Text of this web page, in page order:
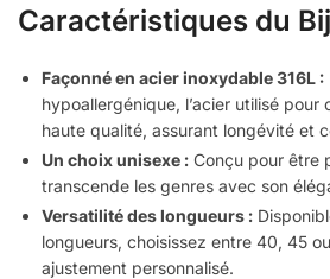
Caractéristiques du
Façonné en acier inoxydable 316L :
hypoallergénique, l’acier utilisé pour
haute qualité, assurant longévité et
Un choix unisexe : Conçu pour être
transcende les genres avec son
Versatilité des longueurs :
longueurs, choisissez entre 40, 45
ajustement personnalisé.